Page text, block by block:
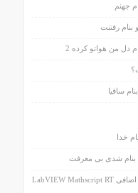
جهنم
بنام رفتنت
دل من هواتو کرده 2
ساقیا
خدا
بنام شدی بی معرفت
نحوه ی نصب نرم افزار های اضافی LabVIEW Mathscript RT